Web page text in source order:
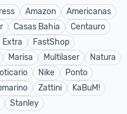
Amazon
Americanas
Casas Bahia
Centauro
Extra
FastShop
Marisa Multilaser
Natura
Nike
Ponto
Zattini
KaBuM!
Stanley